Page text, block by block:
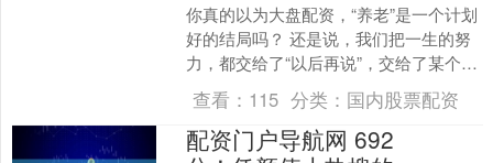
你真的以为大盘配资，“养老”是一个计划
好的结局吗？ 还是说，我们把一生的努
力，都交给了“以后再说”，交给了某个不
确定的时间点？ 当我第一次认真想“养
老”这件事，....
查看： 115 分类： 国内股票配资
配资门户导航网 692